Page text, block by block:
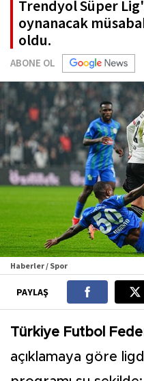
Trendyol Süper
oynanacak
oldu.
ABONE OL
Haberler / Spor
PAYLAŞ
Türkiye Futbol
açıklamaya göre